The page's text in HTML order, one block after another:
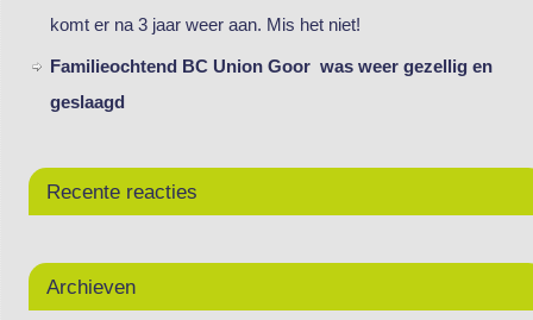
komt er na 3 jaar weer aan. Mis het niet!
Familieochtend BC Union Goor was weer gezellig en
geslaagd
Recente reacties
Archieven